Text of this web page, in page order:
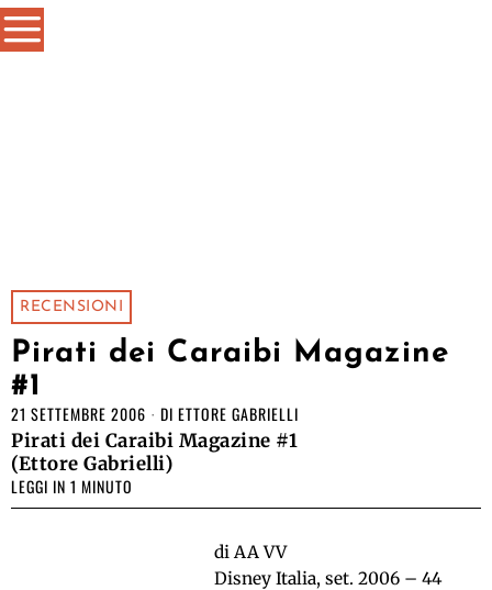
RECENSIONI
Pirati dei Caraibi Magazine
#1
21 SETTEMBRE 2006 DI ETTORE GABRIELLI
Pirati dei Caraibi Magazine #1
(Ettore Gabrielli)
LEGGI IN 1 MINUTO
di AA VV
Disney Italia, set. 2006 – 44